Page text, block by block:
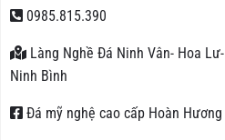
0985.815.390
Làng Nghề Đá Ninh Vân- Hoa Lư-
Ninh Bình
Đá mỹ nghệ cao cấp Hoàn Hương